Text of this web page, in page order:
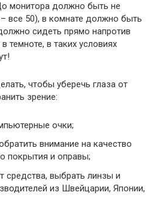
монитора должно быть не
все 50), в комнате должно быть
сидеть прямо напротив
темноте, в таких условиях
чтобы уберечь глаза от
зрение:
очки;
внимание на качество
покрытия и оправы;
средства, выбрать линзы и
из Швейцарии, Японии,